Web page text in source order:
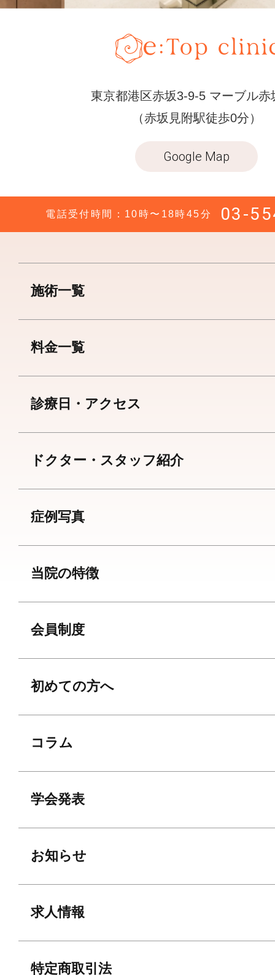
東京都港区赤坂3-9-5 マーブル赤
（赤坂見附駅徒歩0分）
Google Map
電話受付時間：10時〜18時45分 03-
施術一覧
料金一覧
診療日・アクセス
ドクター・スタッフ紹介
症例写真
当院の特徴
会員制度
初めての方へ
コラム
学会発表
お知らせ
求人情報
特定商取引法